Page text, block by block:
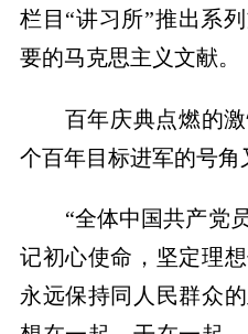
栏目“讲习所”推出系
要的马克思主义文献。
百年庆典点燃的
个百年目标进军的号角
“全体中国共产党
记初心使命，坚定理
永远保持同人民群众